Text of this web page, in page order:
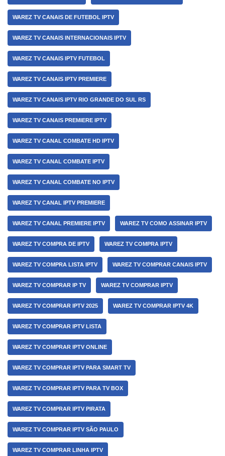
WAREZ TV CANAIS DE FUTEBOL IPTV
WAREZ TV CANAIS INTERNACIONAIS IPTV
WAREZ TV CANAIS IPTV FUTEBOL
WAREZ TV CANAIS IPTV PREMIERE
WAREZ TV CANAIS IPTV RIO GRANDE DO SUL RS
WAREZ TV CANAIS PREMIERE IPTV
WAREZ TV CANAL COMBATE HD IPTV
WAREZ TV CANAL COMBATE IPTV
WAREZ TV CANAL COMBATE NO IPTV
WAREZ TV CANAL IPTV PREMIERE
WAREZ TV CANAL PREMIERE IPTV WAREZ TV COMO ASSINAR IPTV
WAREZ TV COMPRA DE IPTV WAREZ TV COMPRA IPTV
WAREZ TV COMPRA LISTA IPTV WAREZ TV COMPRAR CANAIS IPTV
WAREZ TV COMPRAR IP TV WAREZ TV COMPRAR IPTV
WAREZ TV COMPRAR IPTV 2025 WAREZ TV COMPRAR IPTV 4K
WAREZ TV COMPRAR IPTV LISTA
WAREZ TV COMPRAR IPTV ONLINE
WAREZ TV COMPRAR IPTV PARA SMART TV
WAREZ TV COMPRAR IPTV PARA TV BOX
WAREZ TV COMPRAR IPTV PIRATA
WAREZ TV COMPRAR IPTV SÃO PAULO
WAREZ TV COMPRAR LINHA IPTV